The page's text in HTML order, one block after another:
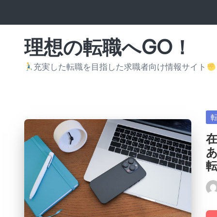
Skip
content理想の転職へGO！
充実した転職を目指した求職者向け情報サイト
in